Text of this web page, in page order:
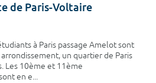
de Paris-Voltaire
à Paris passage Amelot sont
un quartier de Paris
Les 10ème et 11ème
en e...